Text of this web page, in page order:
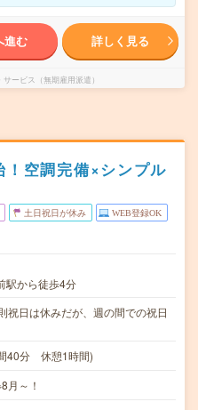
進む 詳しく見る
ービス（無期雇用派遣）
！空調完備×シンプル
土日祝日が休み WEB登録OK
駅から徒歩4分
日は休みだが、週の間での祝日
40分 休憩1時間)
月～！